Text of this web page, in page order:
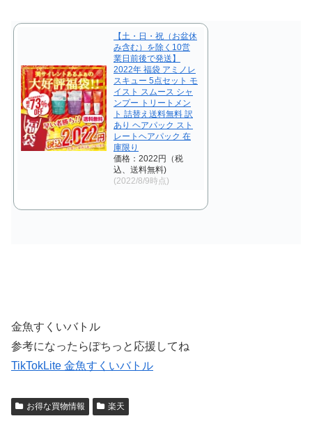
【土・日・祝（お盆休
み含む）を除く10営
業日前後で発送】
2022年 福袋 アミノレ
スキュー 5点セット モ
イスト スムース シャ
ンプー トリートメン
ト 詰替え送料無料 訳
あり ヘアパック スト
レートヘアパック 在
庫限り
価格：2022円（税
込、送料無料)
(2022/8/9時点)
金魚すくいバトル
参考になったらぽちっと応援してね
TikTokLite 金魚すくいバトル
お得な買物情報 楽天